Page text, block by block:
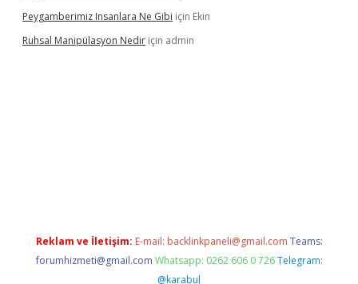
Peygamberimiz Insanlara Ne Gibi için Ekin
Ruhsal Manipülasyon Nedir için admin
Reklam ve İletişim: E-mail: backlinkpaneli@gmail.com Teams:
forumhizmeti@gmail.com Whatsapp: 0262 606 0 726 Telegram:
@karabul